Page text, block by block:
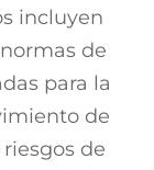
incluyen
de
para la
de
de